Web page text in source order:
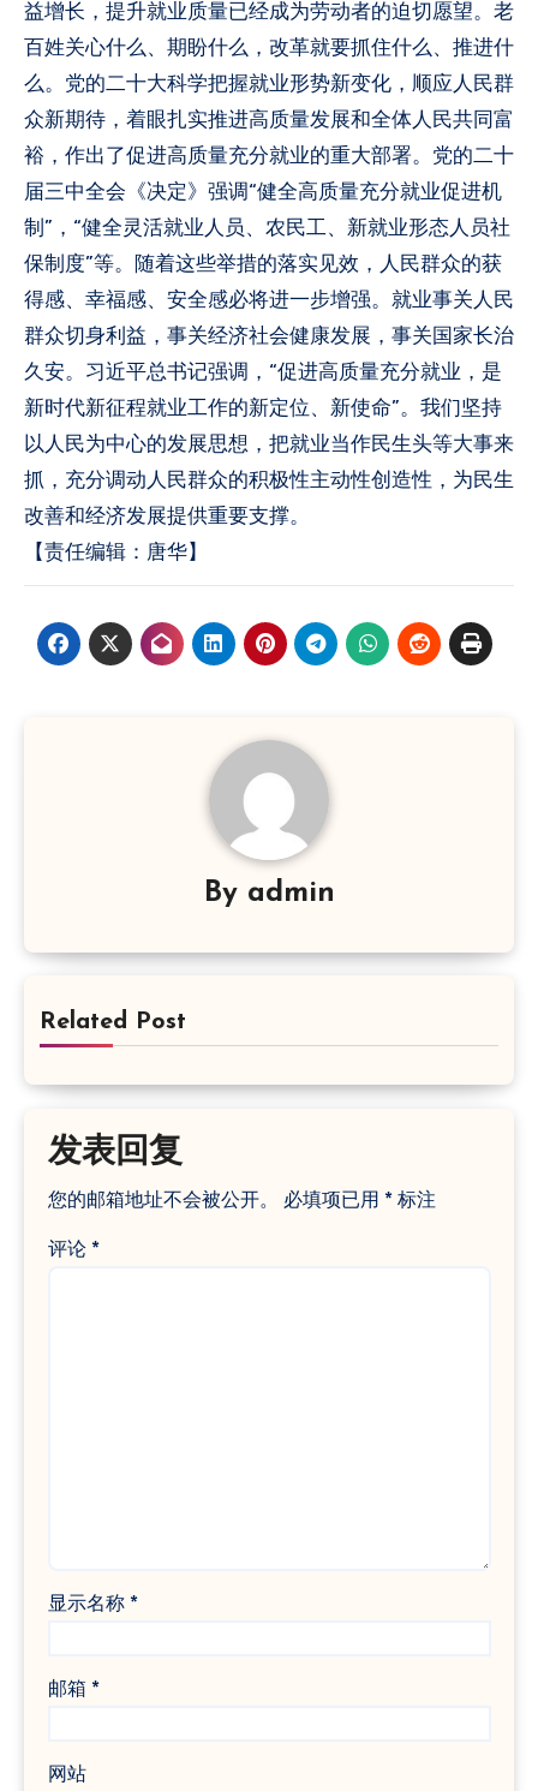
益增长，提升就业质量已经成为劳动者的迫切愿望。老
百姓关心什么、期盼什么，改革就要抓住什么、推进什
么。党的二十大科学把握就业形势新变化，顺应人民群
众新期待，着眼扎实推进高质量发展和全体人民共同富
裕，作出了促进高质量充分就业的重大部署。党的二十
届三中全会《决定》强调“健全高质量充分就业促进机
制”，“健全灵活就业人员、农民工、新就业形态人员社
保制度”等。随着这些举措的落实见效，人民群众的获
得感、幸福感、安全感必将进一步增强。就业事关人民
群众切身利益，事关经济社会健康发展，事关国家长治
久安。习近平总书记强调，“促进高质量充分就业，是
新时代新征程就业工作的新定位、新使命”。我们坚持
以人民为中心的发展思想，把就业当作民生头等大事来
抓，充分调动人民群众的积极性主动性创造性，为民生
改善和经济发展提供重要支撑。
【责任编辑：唐华】
By admin
Related Post
发表回复
您的邮箱地址不会被公开。 必填项已用 *标注
评论 *
显示名称 *
邮箱 *
网站